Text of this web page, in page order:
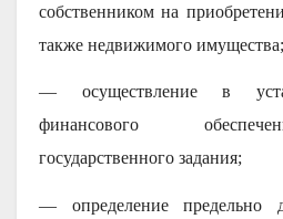
собственником на
также недвижимого имущества;
— осуществление в
финансового
государственного задания;
— определение предельно